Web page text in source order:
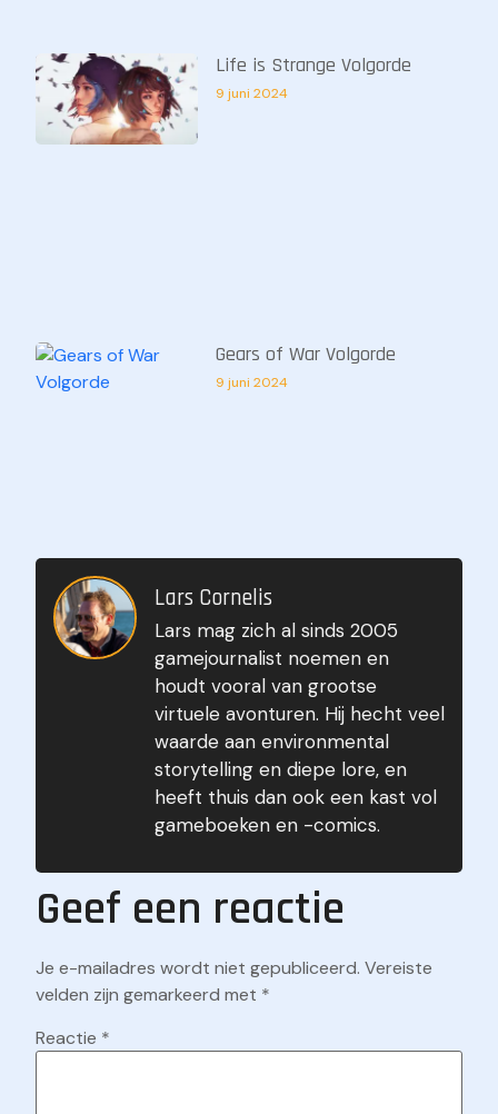
Life is Strange Volgorde
9 juni 2024
Gears of War Volgorde
9 juni 2024
Lars Cornelis
Lars mag zich al sinds 2005
gamejournalist noemen en
houdt vooral van grootse
virtuele avonturen. Hij hecht veel
waarde aan environmental
storytelling en diepe lore, en
heeft thuis dan ook een kast vol
gameboeken en -comics.
Geef een reactie
Je e-mailadres wordt niet gepubliceerd. Vereiste
velden zijn gemarkeerd met *
Reactie *